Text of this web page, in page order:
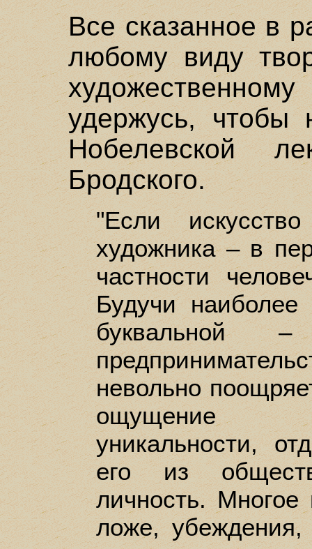
Все сказанное в
любому виду
удержусь, чтобы
Нобелевской
Бродского.
"Если
художника – в
частности
Будучи
буквальной
невольно
ощущение
уникальности,
его из
личность.
ложе,